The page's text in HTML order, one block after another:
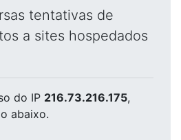
tentativas de
a sites hospedados
do IP 216.73.216.175,
abaixo.